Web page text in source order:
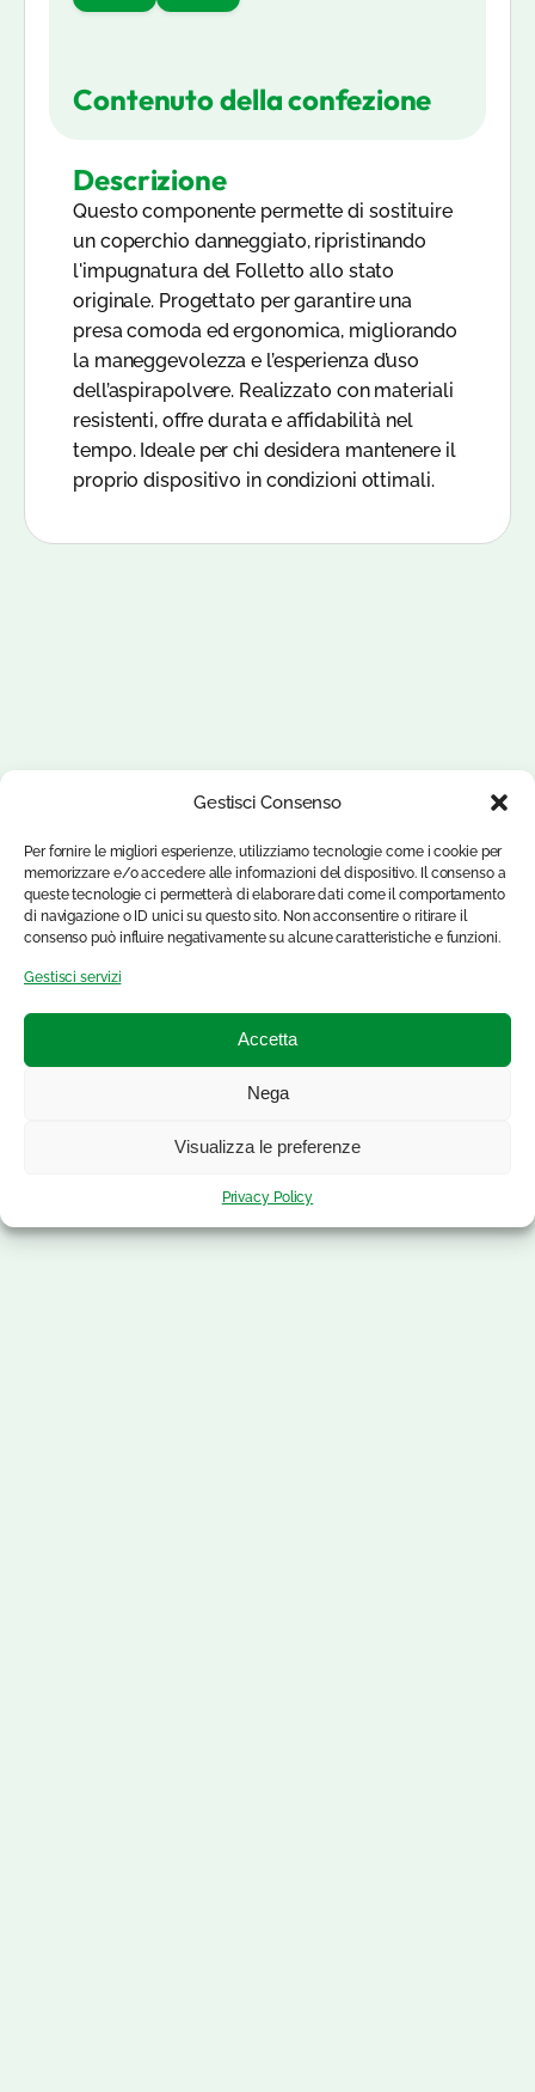
Gestisci Consenso
Per fornire le migliori esperienze, utilizziamo tecnologie come i cookie per
memorizzare e/o accedere alle informazioni del dispositivo. Il consenso a
queste tecnologie ci permetterà di elaborare dati come il comportamento
di navigazione o ID unici su questo sito. Non acconsentire o ritirare il
consenso può influire negativamente su alcune caratteristiche e funzioni.
Gestisci servizi
Accetta
Nega
Visualizza le preferenze
Privacy Policy
Contenuto della confezione
Descrizione
Questo componente permette di sostituire
un coperchio danneggiato, ripristinando
l'impugnatura del Folletto allo stato
originale. Progettato per garantire una
presa comoda ed ergonomica, migliorando
la maneggevolezza e l’esperienza d’uso
dell’aspirapolvere. Realizzato con materiali
resistenti, offre durata e affidabilità nel
tempo. Ideale per chi desidera mantenere il
proprio dispositivo in condizioni ottimali.